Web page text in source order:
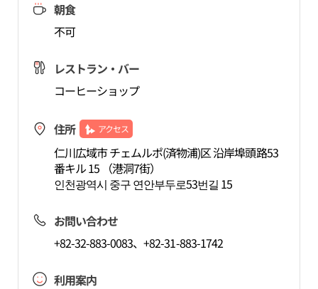
朝食
不可
レストラン・バー
コーヒーショップ
住所 アクセス
仁川広域市 チェムルポ(済物浦)区 沿岸埠頭路53
番キル 15 （港洞7街）
인천광역시 중구 연안부두로53번길 15
お問い合わせ
+82-32-883-0083、+82-31-883-1742
利用案内